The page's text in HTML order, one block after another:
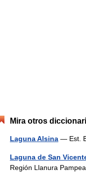
Mira otros
Laguna Alsina — Est.
Laguna de San
Región Llanura